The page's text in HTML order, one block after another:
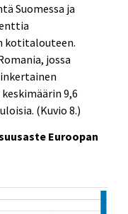
Suomessa ja
kotitalouteen.
jossa
9,6
(Kuvio 8.)
Euroopan